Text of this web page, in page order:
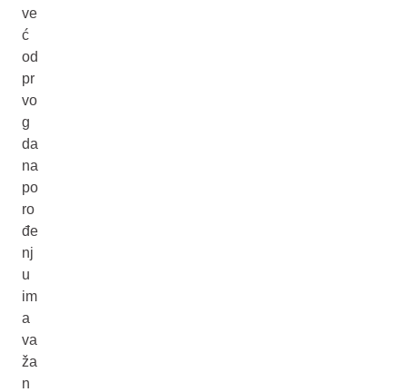
ve
ć
od
pr
vo
g
da
na
po
ro
đe
nj
u
im
a
va
ža
n